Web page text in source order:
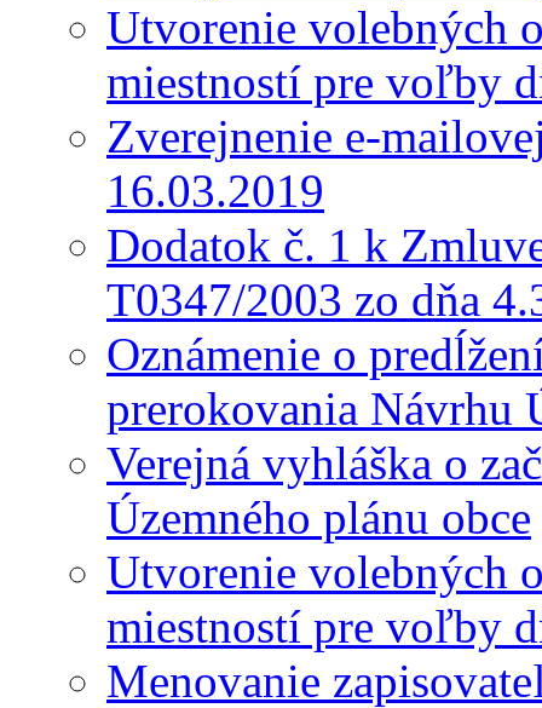
Utvorenie volebných
miestností pre voľby
Zverejnenie e-
16.03.2019
Dodatok č. 1 k
T0347/2003 zo dňa
Oznámenie o
prerokovania Návrhu
Verejná vyhláška o
Územného plánu obce
Utvorenie volebných
miestností pre voľby
Menovanie